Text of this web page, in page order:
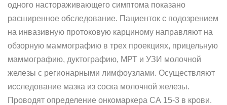
одного настораживающего симптома показано
расширенное обследование. Пациенток с подозрением
на инвазивную протоковую карциному направляют на
обзорную маммографию в трех проекциях, прицельную
маммографию, дуктографию, МРТ и УЗИ молочной
железы с регионарными лимфоузлами. Осуществляют
исследование мазка из соска молочной железы.
Проводят определение онкомаркера СА 15-3 в крови.